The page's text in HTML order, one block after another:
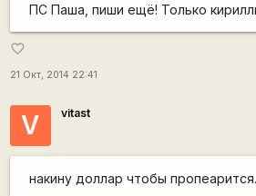
ПС Паша, пиши ещё! Только
favorite_border
21 Окт, 2014 22:41
V vitast
накину доллар чтобы пропеарится.